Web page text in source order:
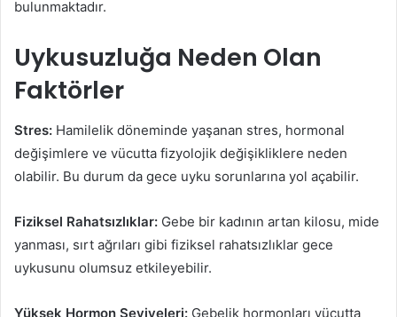
bulunmaktadır.
Uykusuzluğa Neden Olan
Faktörler
Stres: Hamilelik döneminde yaşanan stres, hormonal
değişimlere ve vücutta fizyolojik değişikliklere neden
olabilir. Bu durum da gece uyku sorunlarına yol açabilir.
Fiziksel Rahatsızlıklar: Gebe bir kadının artan kilosu, mide
yanması, sırt ağrıları gibi fiziksel rahatsızlıklar gece
uykusunu olumsuz etkileyebilir.
Yüksek Hormon Seviyeleri: Gebelik hormonları vücutta